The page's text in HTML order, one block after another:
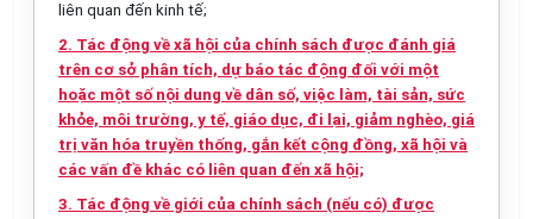
liên quan đến kinh tế;
2. Tác động về xã hội của chính sách được đánh giá
trên cơ sở phân tích, dự báo tác động đối với một
hoặc một số nội dung về dân số, việc làm, tài sản, sức
khỏe, môi trường, y tế, giáo dục, đi lại, giảm nghèo, giá
trị văn hóa truyền thống, gắn kết cộng đồng, xã hội và
các vấn đề khác có liên quan đến xã hội;
3. Tác động về giới của chính sách (nếu có) được